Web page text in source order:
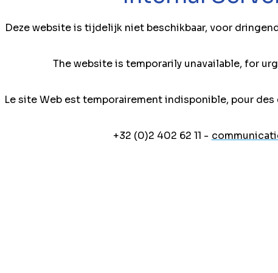
Deze website is tijdelijk niet beschikbaar, voor
The website is temporarily unavailable, for
Le site Web est temporairement indisponible, pour
+32 (0)2 402 62 11 -